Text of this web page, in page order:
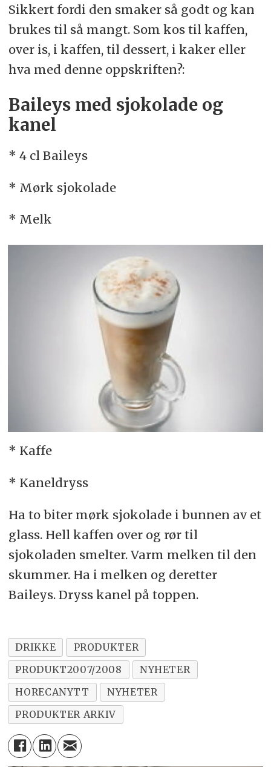
Sikkert fordi den smaker så godt og kan
brukes til så mangt. Som kos til kaffen,
over is, i kaffen, til dessert, i kaker eller
hva med denne oppskriften?:
Baileys med sjokolade og
kanel
* 4 cl Baileys
* Mørk sjokolade
* Melk
* Kaffe
* Kaneldryss
Ha to biter mørk sjokolade i bunnen av et
glass. Hell kaffen over og rør til
sjokoladen smelter. Varm melken til den
skummer. Ha i melken og deretter
Baileys. Dryss kanel på toppen.
DRIKKE
PRODUKTER
PRODUKT2007/2008
NYHETER
HORECANYTT
NYHETER
PRODUKTER ARKIV